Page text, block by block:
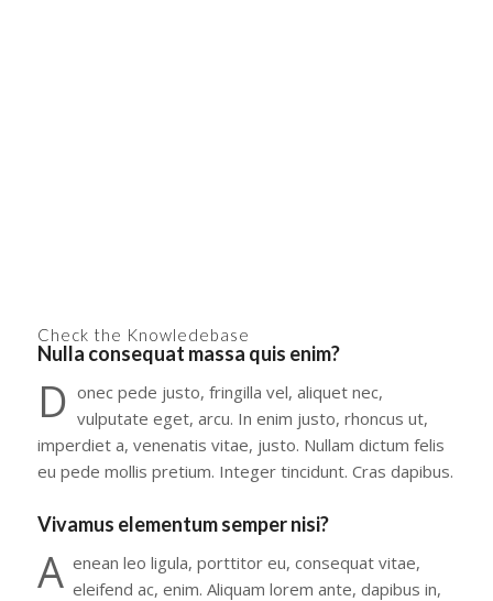
Check the Knowledebase
Nulla consequat massa quis enim?
D onec pede justo, fringilla vel, aliquet nec,
vulputate eget, arcu. In enim justo, rhoncus ut,
imperdiet a, venenatis vitae, justo. Nullam dictum felis
eu pede mollis pretium. Integer tincidunt. Cras dapibus.
Vivamus elementum semper nisi?
A enean leo ligula, porttitor eu, consequat vitae,
eleifend ac, enim. Aliquam lorem ante, dapibus in,